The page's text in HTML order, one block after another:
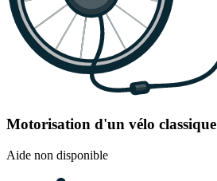
Motorisation d'un vélo classique
Aide non disponible